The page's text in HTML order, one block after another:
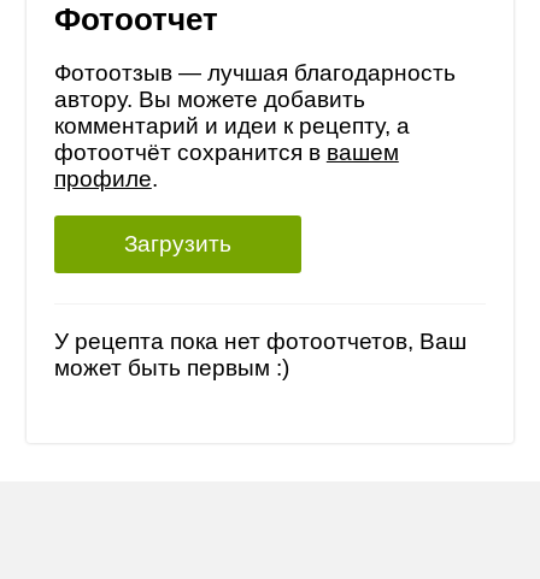
Фотоотчет
Фотоотзыв — лучшая благодарность
автору. Вы можете добавить
комментарий и идеи к рецепту, а
фотоотчёт сохранится в вашем
профиле.
Загрузить
У рецепта пока нет фотоотчетов, Ваш
может быть первым :)